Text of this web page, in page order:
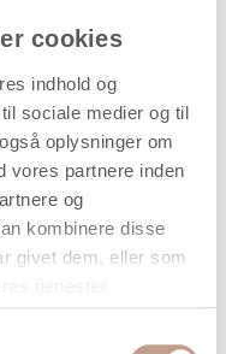
cookies
indhold og
sociale medier og til
oplysninger om
vores partnere inden
og
kombinere disse
givet dem, eller som
pakke med 90
fremstillet i lyst træ
Ophængene har en
4 mm, hvilket gør